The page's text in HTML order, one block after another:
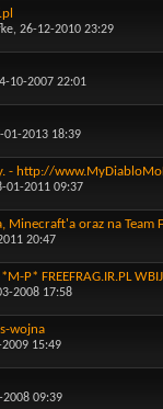
, 26-12-2010 23:29
10-2007 22:01
01-2013 18:39
- http://
01-2011 09:37
Minecraft'a oraz na Team
20:47
P* FREEFRAG.IR.PL
2008 17:58
wojna
15:49
2008 09:39